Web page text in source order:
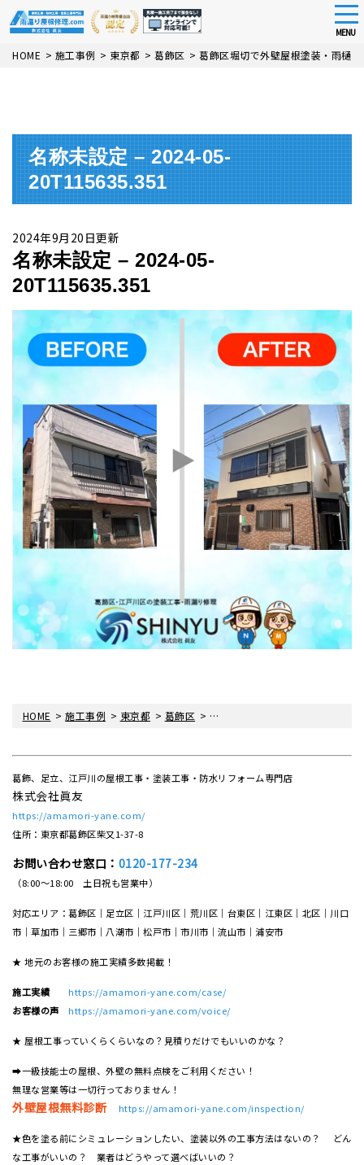
Skip
MENU
HOME > 施工事例 > 東京都 > 葛飾区 > 葛飾区堀切で外壁屋根塗装・雨樋
名称未設定 – 2024-05-
20T115635.351
2024年9月20日更新
名称未設定 – 2024-05-
20T115635.351
HOME >施工事例 > 東京都 > 葛飾区 > 葛飾区堀切で外壁屋根塗装・雨
葛飾、足立、江戸川の屋根工事・塗装工事・防水リフォーム専門店
株式会社眞友
https://amamori-yane.com/
住所：東京都葛飾区柴又1-37-8
お問い合わせ窓口： 0120-177-234
（8:00～18:00 土日祝も営業中）
対応エリア：葛飾区｜足立区｜江戸川区｜荒川区｜台東区｜江東区｜北区｜川口
市｜草加市｜三郷市｜八潮市｜松⼾市｜市川市｜流⼭市｜浦安市
★ 地元のお客様の施工実績多数掲載！
施工実績
https://amamori-yane.com/case/
お客様の声
https://amamori-yane.com/voice/
★ 屋根工事っていくらくらいなの？見積りだけでもいいのかな？
➡一級技能士の屋根、外壁の無料点検をご利用ください！
無理な営業等は一切行っておりません！
外壁屋根無料診断 https://amamori-yane.com/inspection/
★色を塗る前にシミュレーションしたい、塗装以外の工事方法はないの？ どん
な工事がいいの？ 業者はどうやって選べばいいの？